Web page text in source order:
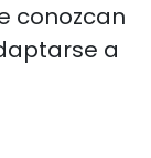
conozcan
a